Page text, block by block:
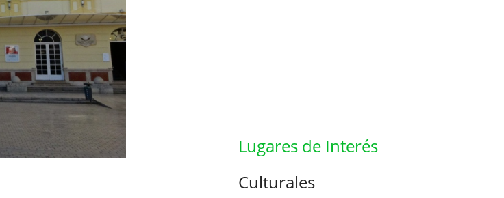
Lugares de Interés
Culturales